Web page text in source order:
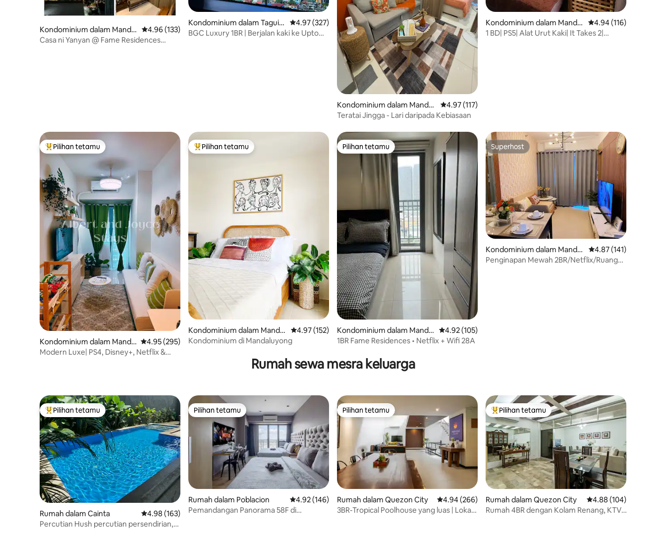
Kondominium dalam Mandal
uyong City
Penarafan purata 4.96 daripada 5, 133 ulasan
4.96 (133)
Casa ni Yanyan @ Fame Residences
Kondominium dalam Taguig
City
Penarafan purata 4.97 daripada 5, 327 ulasan
4.97 (327)
BGC Luxury 1BR | Berjalan kaki ke Uptown
Kondominium dalam Mandal
uyong
Penarafan purata 4.97 daripada 5, 117 ulasan
4.97 (117)
Teratai Jingga - Lari daripada Kebiasaan
Kondominium dalam Mandal
uyong
Penarafan purata 4.94
4.94 (116)
1 BD| PS5| Alat Urut Kaki| It Takes 2|
Pilihan utama tetamu
Pilihan tetamu
Kondominium dalam Mandal
uyong
Penarafan purata 4.95 daripada 5, 295 ulasan
4.95 (295)
Modern Luxe| PS4, Disney+, Netflix &
Pilihan utama tetamu
Pilihan tetamu
Kondominium dalam Mandal
uyong
Penarafan purata 4.97 daripada 5, 152 ulasan
4.97 (152)
Kondominium di Mandaluyong
Pilihan tetamu
Pilihan tetamu
Kondominium dalam Mandal
uyong City
Penarafan purata 4.92 daripada 5, 105 ulasan
4.92 (105)
1BR Fame Residences • Netflix + Wifi 28A
Superhost
Superhost
Kondominium dalam Mandal
uyong City
Penarafan purata 4.87
4.87 (141)
Penginapan Mewah 2BR/Netflix/Ruang
Rumah sewa mesra keluarga
Pilihan utama tetamu
Pilihan tetamu
Rumah dalam Cainta Penarafan purata 4.98 daripada 5, 163 ulasan
4.98 (163)
Percutian Hush percutian persendirian,
Pilihan tetamu
Pilihan tetamu
Rumah dalam Poblacion Penarafan purata 4.92 daripada 5, 146 ulasan
4.92 (146)
Pemandangan Panorama 58F di
Pilihan tetamu
Pilihan tetamu
Rumah dalam Quezon City Penarafan purata 4.94 daripada 5, 266 ulasan
4.94 (266)
3BR-Tropical Poolhouse yang luas | Lokasi
Pilihan utama tetamu
Pilihan tetamu
Rumah dalam Quezon City Penarafan purata 4.88
4.88 (104)
Rumah 4BR dengan Kolam Renang, KTV,